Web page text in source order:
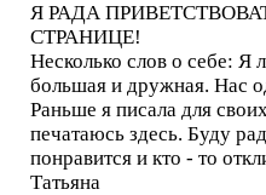
Я РАДА
СТРАНИЦЕ!
Несколько слов о себе:
большая и дружная. Нас
Раньше я писала для
печатаюсь здесь. Буду
понравится и кто - то
Татьяна